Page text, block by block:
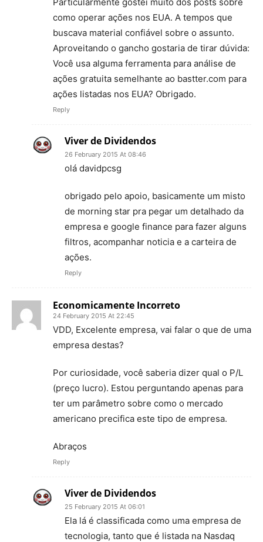
como operar ações nos EUA. A tempos que
buscava material confiável sobre o assunto.
Aproveitando o gancho gostaria de tirar dúvida:
Você usa alguma ferramenta para análise de
ações gratuita semelhante ao bastter.com para
ações listadas nos EUA? Obrigado.
Reply
Viver de Dividendos
26 February 2015 At 08:46
olá davidpcsg
obrigado pelo apoio, basicamente um misto
de morning star pra pegar um detalhado da
empresa e google finance para fazer alguns
filtros, acompanhar noticia e a carteira de
ações.
Reply
Economicamente Incorreto
24 February 2015 At 22:45
VDD, Excelente empresa, vai falar o que de uma
empresa destas?
Por curiosidade, você saberia dizer qual o P/L
(preço lucro). Estou perguntando apenas para
ter um parâmetro sobre como o mercado
americano precifica este tipo de empresa.
Abraços
Reply
Viver de Dividendos
25 February 2015 At 06:01
Ela lá é classificada como uma empresa de
tecnologia, tanto que é listada na Nasdaq